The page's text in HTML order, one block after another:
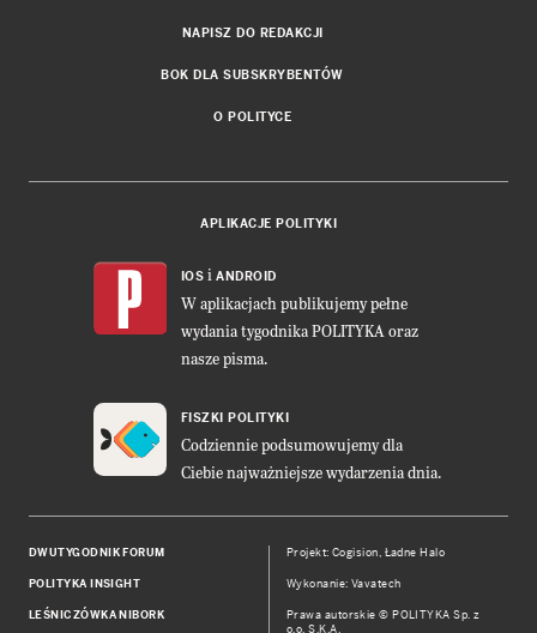
NAPISZ DO REDAKCJI
BOK DLA SUBSKRYBENTÓW
O POLITYCE
APLIKACJE POLITYKI
IOS i ANDROID
W aplikacjach publikujemy pełne
wydania tygodnika POLITYKA oraz
nasze pisma.
FISZKI POLITYKI
Codziennie podsumowujemy dla
Ciebie najważniejsze wydarzenia dnia.
DWUTYGODNIK FORUM
POLITYKA INSIGHT
LEŚNICZÓWKA NIBORK
Projekt:Cogision, Ładne Halo
Wykonanie: Vavatech
Prawa autorskie © POLITYKA Sp. z
o.o. S.K.A.